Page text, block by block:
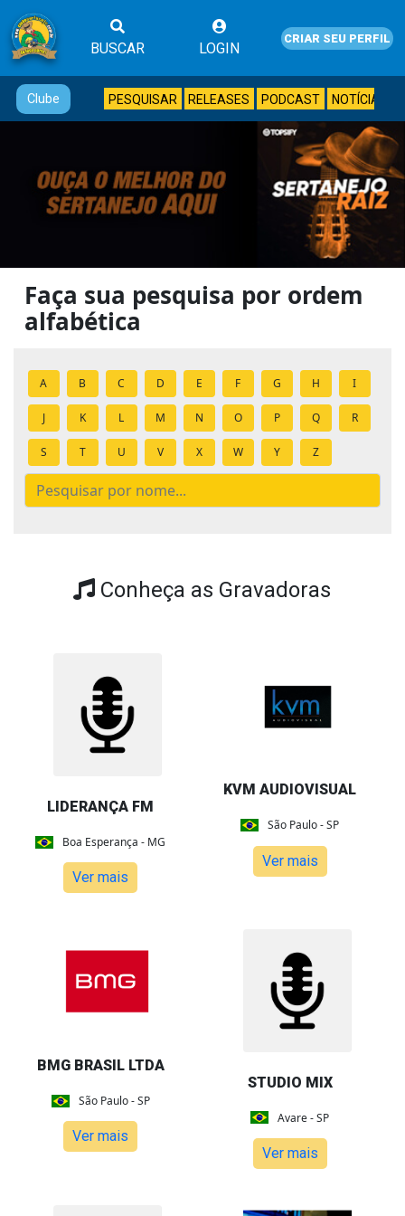
BUSCAR LOGIN
CRIAR SEU PERFIL
Clube PESQUISAR RELEASES PODCAST NOTÍCIAS
Faça sua pesquisa por ordem
alfabética
A B C D E F G H I
J K L M N O P Q R
S T U V X W Y Z
Conheça as Gravadoras
LIDERANÇA FM
Boa Esperança - MG
Ver mais
KVM AUDIOVISUAL
São Paulo - SP
Ver mais
BMG BRASIL LTDA
São Paulo - SP
Ver mais
STUDIO MIX
Avare - SP
Ver mais